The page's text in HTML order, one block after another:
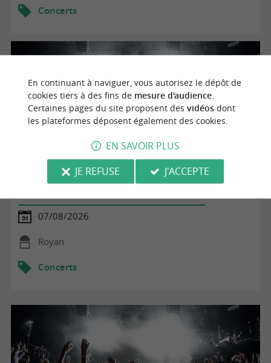
Concerts
Déambulation avec Nag Océan
07/08/2026
Royan
Concerts
En continuant à naviguer, vous autorisez le dépôt de
cookies tiers à des fins de mesure d'audience.
Certaines pages du site proposent des vidéosdont
les plateformes déposent également des cookies.
EN SAVOIR PLUS
JE REFUSE
J'ACCEPTE